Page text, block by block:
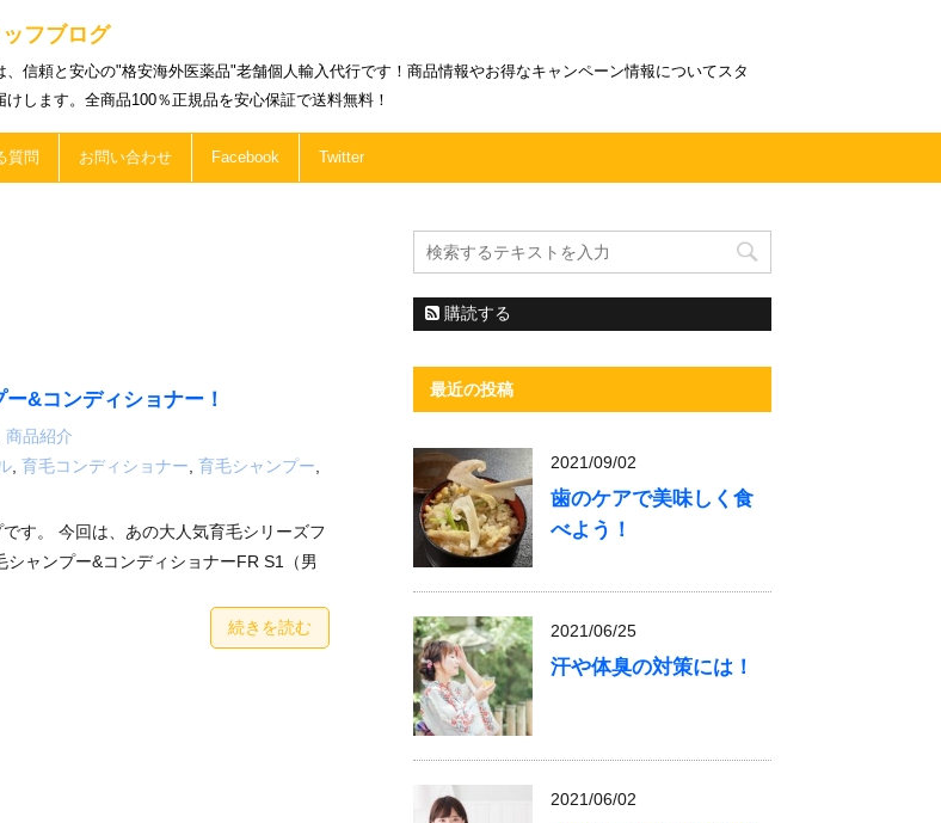
フブログ
、信頼と安心の"格安海外医薬品"老舗個人輸入代行です！商品情報やお得なキャンペーン情報についてスタ
けします。全商品100％正規品を安心保証で送料無料！
質問 お問い合わせ Facebook Twitter
&コンディショナー！
商品紹介
育毛コンディショナー 育毛シャンプー
す。 今回は、あの大人気育毛シリーズフ
ャンプー&コンディショナーFR S1（男
続きを読む
購読する
最近の投稿
2021/09/02
歯のケアで美味しく食
べよう！
2021/06/25
汗や体臭の対策には！
2021/06/02